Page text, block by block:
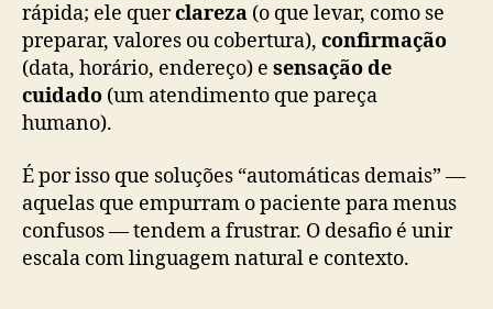
rápida; ele querclareza (o que levar, como se
preparar, valores ou cobertura), confirmação
(data, horário, endereço) e sensação de
cuidado (um atendimento que pareça
humano).
É por isso que soluções “automáticas demais” —
aquelas que empurram o paciente para menus
confusos — tendem a frustrar. O desafio é unir
escala com linguagem natural e contexto.